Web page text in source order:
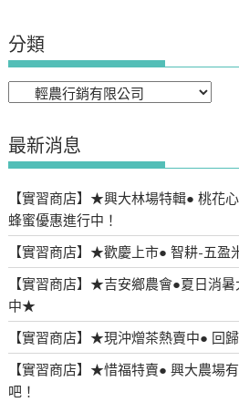
分類
最新消息
【實習商店】★興大林場特輯● 桃花
蜂蜜優惠進行中！
【實習商店】★歡慶上市● 智耕-五盈
【實習商店】★吉安鄉農會●夏日消
中★
【實習商店】★現沖熷茶熱賣中● 回
【實習商店】★惜福特賣● 興大農場
吧！